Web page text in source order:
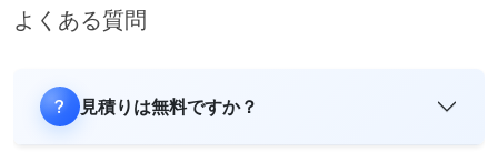
よくある質問
見積りは無料ですか？